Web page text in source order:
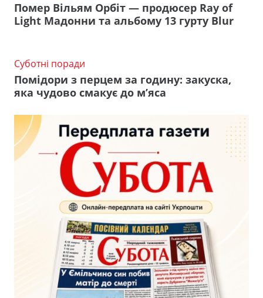
Помер Вільям Орбіт — продюсер Ray of
Light Мадонни та альбому 13 гурту Blur
Суботні поради
Помідори з перцем за годину: закуска,
яка чудово смакує до м’яса